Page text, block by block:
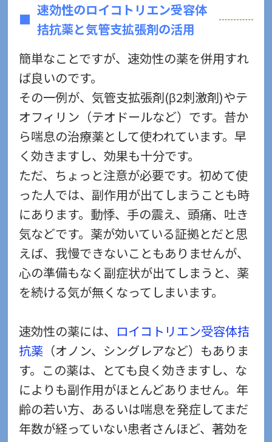
速効性のロイコトリエン受容体
拮抗薬と気管支拡張剤の活用
簡単なことですが、速効性の薬を併用すれ
ば良いのです。
その一例が、気管支拡張剤(β2刺激剤)やテ
オフィリン（テオドールなど）です。昔か
ら喘息の治療薬として使われています。早
く効きますし、効果も十分です。
ただ、ちょっと注意が必要です。初めて使
った人では、副作用が出てしまうことも時
にあります。動悸、手の震え、頭痛、吐き
気などです。薬が効いている証拠とだと思
えば、我慢できないこともありませんが、
心の準備もなく副症状が出てしまうと、薬
を続ける気が無くなってしまいます。
速効性の薬には、 ロイコトリエン受容体拮
抗薬 （オノン、シングレアなど）もありま
す。この薬は、とても良く効きますし、な
によりも副作用がほとんどありません。年
齢の若い方、あるいは喘息を発症してまだ
年数が経っていない患者さんほど、著効を